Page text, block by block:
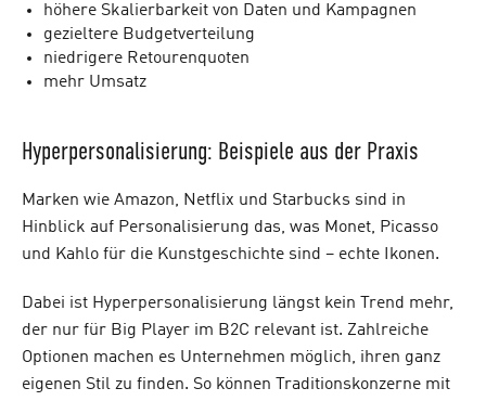
höhere Skalierbarkeit von Daten und Kampagnen
gezieltere Budgetverteilung
niedrigere Retourenquoten
mehr Umsatz
Hyperpersonalisierung: Beispiele aus der Praxis
Marken wie Amazon, Netflix und Starbucks sind in
Hinblick auf Personalisierung das, was Monet, Picasso
und Kahlo für die Kunstgeschichte sind – echte Ikonen.
Dabei ist Hyperpersonalisierung längst kein Trend mehr,
der nur für Big Player im B2C relevant ist. Zahlreiche
Optionen machen es Unternehmen möglich, ihren ganz
eigenen Stil zu finden. So können Traditionskonzerne mit